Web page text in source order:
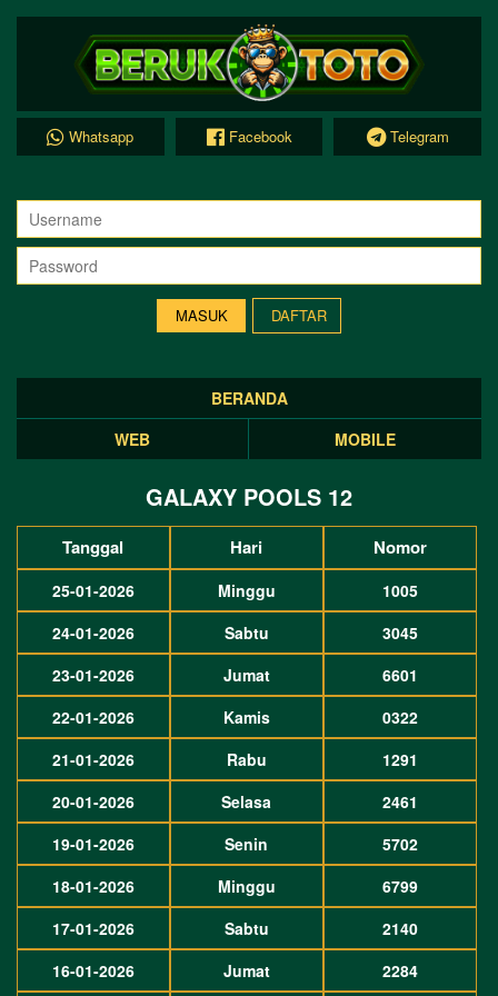
Whatsapp Facebook Telegram
DAFTAR
BERANDA
WEB
MOBILE
GALAXY POOLS 12
Tanggal Hari Nomor
25-01-2026 Minggu
1005
24-01-2026
Sabtu
3045
23-01-2026
Jumat
6601
22-01-2026
Kamis
0322
21-01-2026
Rabu
1291
20-01-2026
Selasa
2461
19-01-2026
Senin
5702
18-01-2026
Minggu
6799
17-01-2026
Sabtu
2140
16-01-2026
Jumat 2284